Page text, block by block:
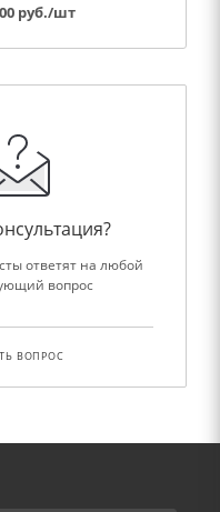
руб./шт
ответят на любой
вопрос
ВОПРОС